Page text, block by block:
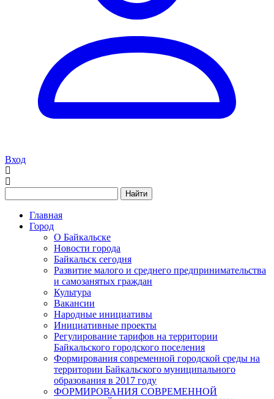
Вход
Найти
Главная
Город
О Байкальске
Новости города
Байкальск сегодня
Развитие малого и среднего предпринимательства
и самозанятых граждан
Культура
Вакансии
Народные инициативы
Инициативные проекты
Регулирование тарифов на территории
Байкальского городского поселения
Формирования современной городской среды на
территории Байкальского муниципального
образования в 2017 году
ФОРМИРОВАНИЯ СОВРЕМЕННОЙ